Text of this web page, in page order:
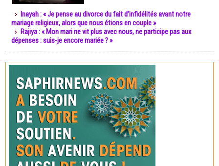
Inayah : « Je pense au divorce du fait d’infidélités avant notre
mariage religieux, alors que nous étions en couple »
Rajiya : « Mon mari ne vit plus avec nous, ne participe pas aux
dépenses : suis-je encore mariée ? »